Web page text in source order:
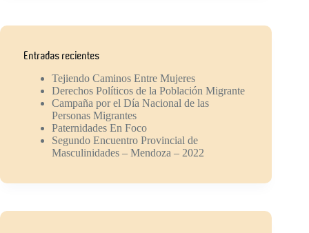
Entradas recientes
Tejiendo Caminos Entre Mujeres
Derechos Políticos de la Población Migrante
Campaña por el Día Nacional de las
Personas Migrantes
Paternidades En Foco
Segundo Encuentro Provincial de
Masculinidades – Mendoza – 2022